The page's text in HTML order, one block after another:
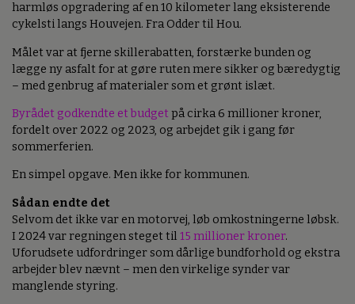
harmløs opgradering af en 10 kilometer lang eksisterende
cykelsti langs Houvejen. Fra Odder til Hou.
Målet var at fjerne skillerabatten, forstærke bunden og
lægge ny asfalt for at gøre ruten mere sikker og bæredygtig
– med genbrug af materialer som et grønt islæt.
Byrådet godkendte et budget på cirka 6 millioner kroner,
fordelt over 2022 og 2023, og arbejdet gik i gang før
sommerferien.
En simpel opgave. Men ikke for kommunen.
Sådan endte det
Selvom det ikke var en motorvej, løb omkostningerne løbsk.
I 2024 var regningen steget til 15 millioner kroner.
Uforudsete udfordringer som dårlige bundforhold og ekstra
arbejder blev nævnt – men den virkelige synder var
manglende styring.